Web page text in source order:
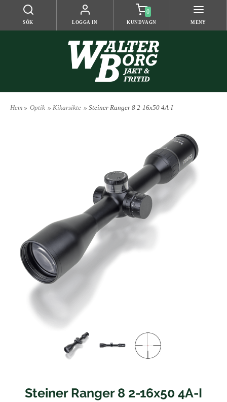
SÖK LOGGA IN
0
KUNDVAGN MENY
Hem » Optik » Kikarsikte » Steiner Ranger 8 2-16x50 4A-I
Steiner Ranger 8 2-16x50 4A-I